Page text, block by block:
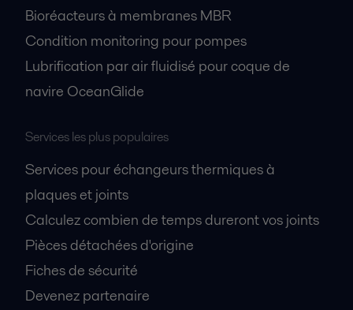
Bioréacteurs à membranes MBR
Condition monitoring pour pompes
Lubrification par air fluidisé pour coque de
navire OceanGlide
Services les plus populaires
Services pour échangeurs thermiques à
plaques et joints
Calculez combien de temps dureront vos joints
Pièces détachées d'origine
Fiches de sécurité
Devenez partenaire